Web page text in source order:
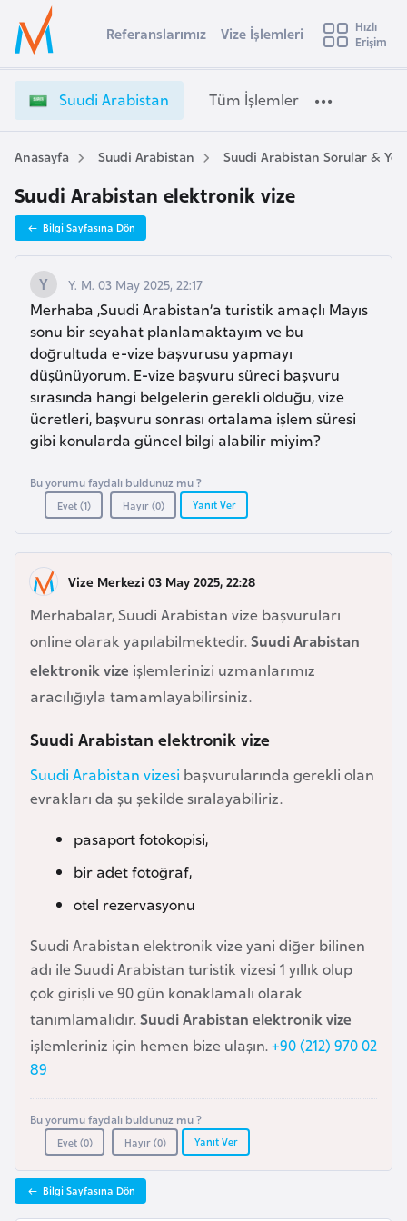
Ülke Seçimi
Başvuru yapmak istediğiniz ülkeyi seçin
Üye
Girişi
u
d
i
A
a
b
i
s
t
a
n
V
i
z
e
İ
ş
l
m
r
i
e
t
Referanslarımız Vize İşlemleri
Hızlı
Erişim
Suudi Arabistan Tüm İşlemler
Anasayfa Suudi Arabistan Suudi Arabistan Sorular &
Suudi Arabistan elektronik vize
Bilgi Sayfasına Dön
Y. M. 03 May 2025, 22:17
Merhaba ,Suudi Arabistan’a turistik amaçlı Mayıs
sonu bir seyahat planlamaktayım ve bu
doğrultuda e-vize başvurusu yapmayı
düşünüyorum. E-vize başvuru süreci başvuru
sırasında hangi belgelerin gerekli olduğu, vize
ücretleri, başvuru sonrası ortalama işlem süresi
gibi konularda güncel bilgi alabilir miyim?
Bu yorumu faydalı buldunuz mu ?
Evet (1) Hayır (0) Yanıt Ver
Vize Merkezi 03 May 2025, 22:28
Merhabalar, Suudi Arabistan vize başvuruları
online olarak yapılabilmektedir.Suudi Arabistan
elektronik vize işlemlerinizi uzmanlarımız
aracılığıyla tamamlayabilirsiniz.
Suudi Arabistan elektronik vize
Suudi Arabistan vizesi başvurularında gerekli olan
evrakları da şu şekilde sıralayabiliriz.
pasaport fotokopisi,
bir adet fotoğraf,
otel rezervasyonu
Suudi Arabistan elektronik vize yani diğer bilinen
adı ile Suudi Arabistan turistik vizesi 1 yıllık olup
çok girişli ve 90 gün konaklamalı olarak
tanımlamalıdır.Suudi Arabistan elektronik vize
işlemleriniz için hemen bize ulaşın.+90 (212) 970 02
89
Bu yorumu faydalı buldunuz mu ?
Evet (0) Hayır (0) Yanıt Ver
Bilgi Sayfasına Dön
s
t
r
a
A
u
s
t
u
r
y
a
A
z
r
b
a
y
c
n
B
h
r
a
n
g
l
a
d
e
ş
B
e